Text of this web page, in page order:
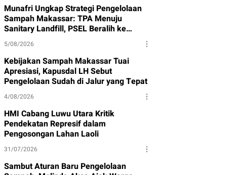
Munafri Ungkap Strategi Pengelolaan
Sampah Makassar: TPA Menuju
Sanitary Landfill, PSEL Beralih ke
Perpres 109
5/08/2026
Kebijakan Sampah Makassar Tuai
Apresiasi, Kapusdal LH Sebut
Pengelolaan Sudah di Jalur yang Tepat
4/08/2026
HMI Cabang Luwu Utara Kritik
Pendekatan Represif dalam
Pengosongan Lahan Laoli
31/07/2026
Sambut Aturan Baru Pengelolaan